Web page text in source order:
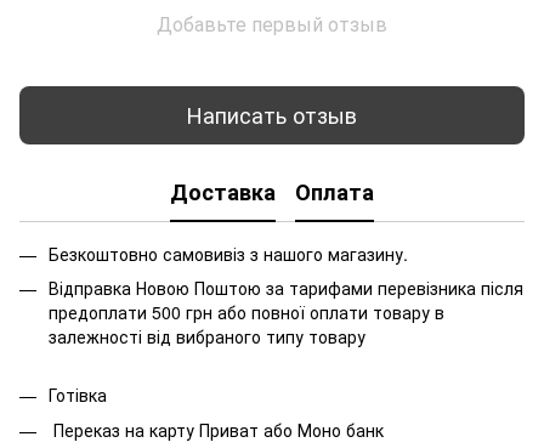
Добавьте первый отзыв
Написать отзыв
Доставка Оплата
Безкоштовно самовивіз з нашого магазину.
Відправка Новою Поштою за тарифами перевізника після
предоплати 500 грн або повної оплати товару в
залежності від вибраного типу товару
Готівка
Переказ на карту Приват або Моно банк